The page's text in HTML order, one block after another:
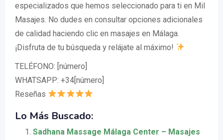
especializados que hemos seleccionado para ti en Mil
Masajes. No dudes en consultar opciones adicionales
de calidad haciendo clic en masajes en Málaga.
¡Disfruta de tu búsqueda y relájate al máximo!
TELÉFONO: [número]
WHATSAPP: +34[número]
Reseñas
Lo Más Buscado:
Sadhana Massage Málaga Center – Masajes